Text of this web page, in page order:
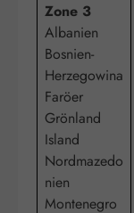
Zone 3
Albanien
Bosnien-
Herzegowina
Faröer
Grönland
Island
Nordmazedo
nien
Montenegro